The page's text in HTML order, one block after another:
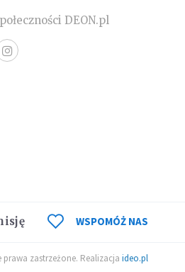
DEON.pl
WSPOMÓŻ NAS
zastrzeżone. Realizacja ideo.pl